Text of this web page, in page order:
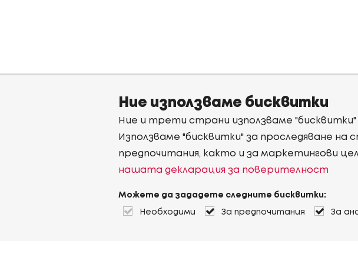
Ние използваме бисквитки
Ние и трети страни използваме
Използваме "бисквитки" за проследяване
предпочитания, както и за маркетингови
нашата декларация за поверителност
Можете да зададете следните бисквитки:
Необходими За предпочитания За